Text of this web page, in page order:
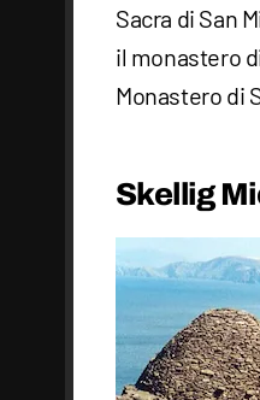
Sacra di San
il monastero
Monastero di
Skellig